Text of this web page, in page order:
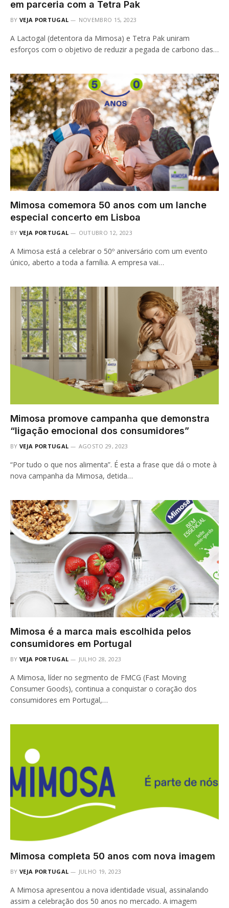
em parceria com a Tetra Pak
BY VEJA PORTUGAL NOVEMBRO 15, 2023
A Lactogal (detentora da Mimosa) e Tetra Pak uniram
esforços com o objetivo de reduzir a pegada de carbono das…
Mimosa comemora 50 anos com um lanche
especial concerto em Lisboa
BY VEJA PORTUGAL OUTUBRO 12, 2023
A Mimosa está a celebrar o 50º aniversário com um evento
único, aberto a toda a família. A empresa vai…
Mimosa promove campanha que demonstra
“ligação emocional dos consumidores”
BY VEJA PORTUGAL AGOSTO 29, 2023
“Por tudo o que nos alimenta”. É esta a frase que dá o mote à
nova campanha da Mimosa, detida…
Mimosa é a marca mais escolhida pelos
consumidores em Portugal
BY VEJA PORTUGAL JULHO 28, 2023
A Mimosa, líder no segmento de FMCG (Fast Moving
Consumer Goods), continua a conquistar o coração dos
consumidores em Portugal,…
Mimosa completa 50 anos com nova imagem
BY VEJA PORTUGAL JULHO 19, 2023
A Mimosa apresentou a nova identidade visual, assinalando
assim a celebração dos 50 anos no mercado. A imagem